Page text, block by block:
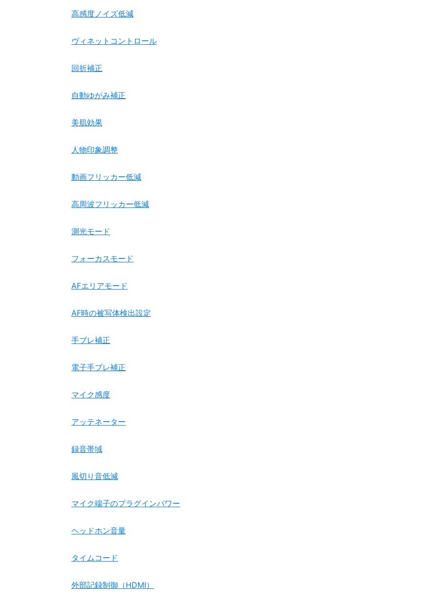
高感度ノイズ低減
ヴィネットコントロール
回折補正
自動ゆがみ補正
美肌効果
人物印象調整
動画フリッカー低減
高周波フリッカー低減
測光モード
フォーカスモード
AFエリアモード
AF時の被写体検出設定
手ブレ補正
電子手ブレ補正
マイク感度
アッテネーター
録音帯域
風切り音低減
マイク端子のプラグインパワー
ヘッドホン音量
タイムコード
外部記録制御（HDMI）